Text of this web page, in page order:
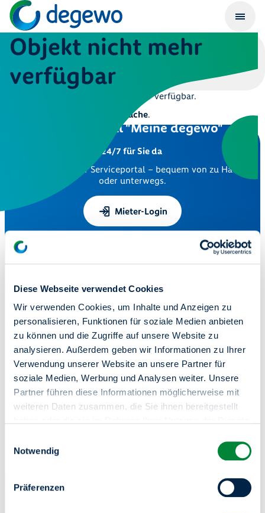
Diese Webseite verwendet Cookies
Wir verwenden Cookies, um Inhalte und Anzeigen zu
personalisieren, Funktionen für soziale Medien anbieten
zu können und die Zugriffe auf unsere Website zu
analysieren. Außerdem geben wir Informationen zu Ihrer
Verwendung unserer Website an unsere Partner für
soziale Medien, Werbung und Analysen weiter. Unsere
Partner führen diese Informationen möglicherweise mit
weiteren Daten zusammen, die Sie ihnen bereitgestellt
Sie haben das Recht Ihre erteilten Einwilligungen
jederzeit zu widerrufen. Dies ist über einen erneuten
Aufruf dieses Tools über den Button am unteren linken
Rand möglich.
Notwendig
Präferenzen
Objekt nicht mehr
verfügbar
Dieses Objekt ist leider nicht mehr verfügbar.
Immobiliensuche.
Serviceportal "Meine degewo"
24/7 für Sie da
Nutzen Sie unser Serviceportal – bequem von zu Hause
oder unterwegs.
Mieter-Login
Zentrale Kundenberatung
030 264 85-5000
Online-Service
Mo-Do von 8-18 Uhr / Fr von 8-15 Uhr